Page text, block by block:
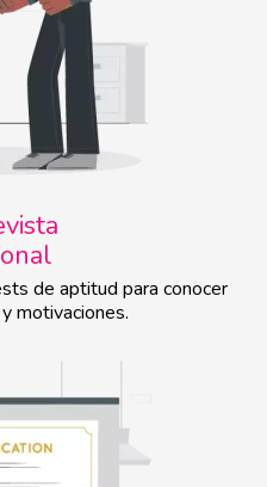
de aptitud para conocer
motivaciones.